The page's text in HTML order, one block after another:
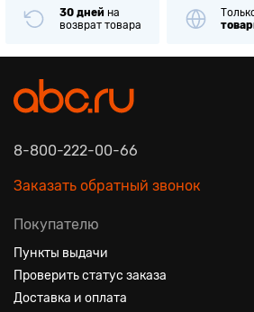
30 дней на
возврат товара
8-800-222-00-66
Заказать обратный звонок
Покупателю
Пункты выдачи
Проверить статус заказа
Доставка и оплата